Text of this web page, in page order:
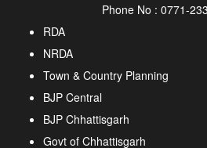
Phone No : 0771-
RDA
NRDA
Town & Country Planning
BJP Central
BJP Chhattisgarh
Govt of Chhattisgarh